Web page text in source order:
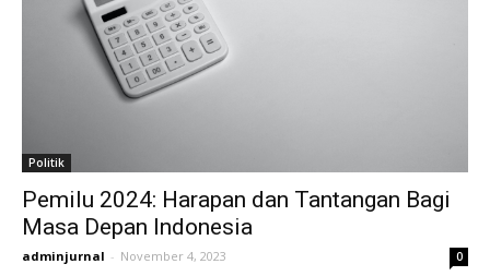
Politik
Pemilu 2024: Harapan dan Tantangan Bagi
Masa Depan Indonesia
adminjurnal - November 4, 2023 0